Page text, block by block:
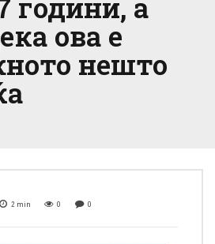
години, а
ова е
нешто
2 min 0 0